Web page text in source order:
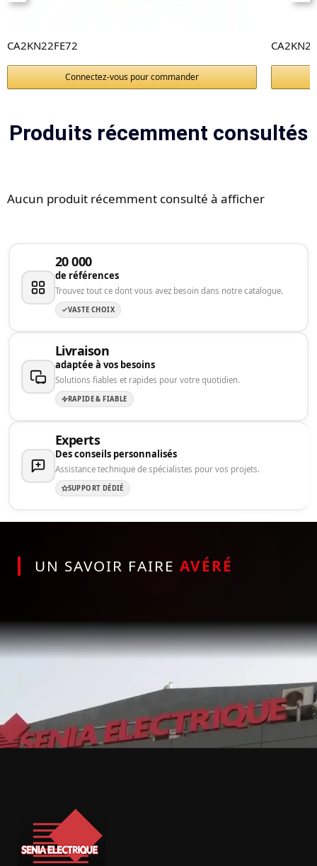
CA2KN22FE72
Connectez-vous pour commander
Produits récemment consultés
Aucun produit récemment consulté à afficher
20 000
de références
Trouvez tout ce dont vous avez besoin dans notre catalogue.
VASTE CHOIX
Livraison
adaptée à vos besoins
Solutions fiables et rapides pour votre quotidien.
RAPIDE & FIABLE
Experts
Des conseils personnalisés
Assistance technique de spécialistes pour vos projets.
SUPPORT DÉDIÉ
UN SAVOIR FAIRE AVÉRÉ